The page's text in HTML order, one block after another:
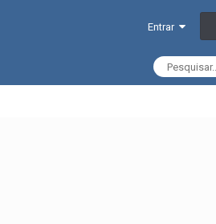
Entrar